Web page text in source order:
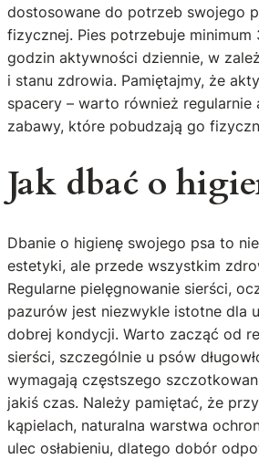
dostosowane do potrzeb swojego
fizycznej. Pies potrzebuje minimum
godzin aktywności dziennie, w
i stanu zdrowia. Pamiętajmy, że
spacery – warto również regularnie
zabawy, które pobudzają go
Jak dbać o
Dbanie o higienę swojego psa to
estetyki, ale przede wszystkim
Regularne pielęgnowanie sierści,
pazurów jest niezwykle istotne dla
dobrej kondycji. Warto zacząć od
sierści, szczególnie u psów
wymagają częstszego
jakiś czas. Należy pamiętać, że
kąpielach, naturalna warstwa
ulec osłabieniu, dlatego dobór